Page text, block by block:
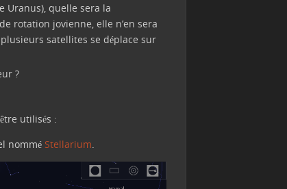
Uranus), quelle sera la
rotation jovienne, elle n’en sera
satellites se déplace sur
?
utilisés :
nommé Stellarium